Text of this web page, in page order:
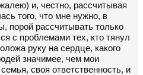
и, честно, рассчитывая
того, что мне нужно, в
порой рассчитывать только
с проблемами тех, кто тянул
руку на сердце, какого
значимее, чем мои
своя ответственность, и